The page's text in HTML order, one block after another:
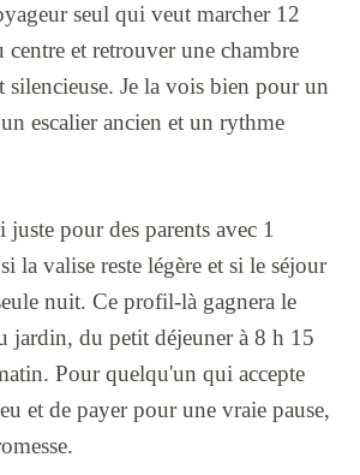
seul qui veut marcher 12
centre et retrouver une chambre
silencieuse. Je la vois bien pour un
escalier ancien et un rythme
juste pour des parents avec 1
la valise reste légère et si le séjour
nuit. Ce profil-là gagnera le
jardin, du petit déjeuner à 8 h 15
Pour quelqu'un qui accepte
et de payer pour une vraie pause,